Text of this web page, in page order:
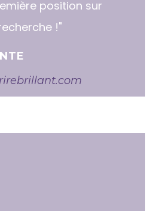
position sur
!"